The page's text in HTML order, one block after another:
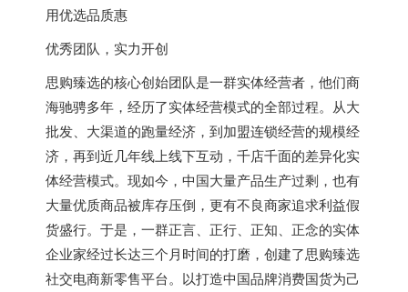
优秀团队，实力开创
思购臻选的核心创始团队是一群实体经营者，他们商
海驰骋多年，经历了实体经营模式的全部过程。从大
批发、大渠道的跑量经济，到加盟连锁经营的规模经
济，再到近几年线上线下互动，千店千面的差异化实
体经营模式。现如今，中国大量产品生产过剩，也有
大量优质商品被库存压倒，更有不良商家追求利益假
货盛行。于是，一群正言、正行、正知、正念的实体
企业家经过长达三个月时间的打磨，创建了思购臻选
社交电商新零售平台。以打造中国品牌消费国货为己